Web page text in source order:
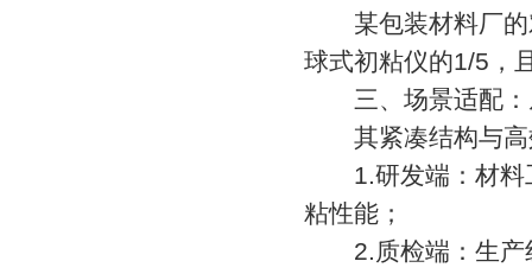
某包装材料厂的
球式初粘仪的1/5，
三、场景适配：
其紧凑结构与高
1.研发端：材料工
粘性能；
2.质检端：生产线